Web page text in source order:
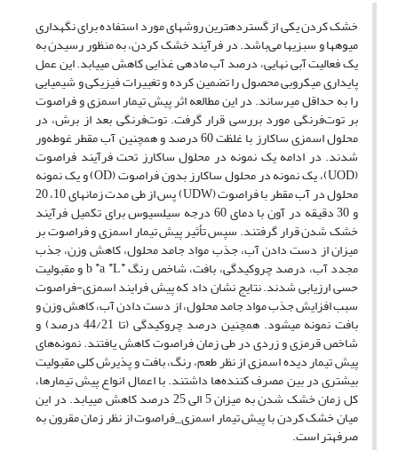
خشک کردن یکی از گسترده­ترین روش­های مورد استفاده برای نگهداری
میوه­ها و سبزی­ها می‌باشد. در فرآیند خشک کردن، به منظور رسیدن به
یک فعالیت آبی نهایی، درصد آب ماده­ی غذایی کاهش می­یابد. این عمل
پایداری میکروبی محصول را تضمین کرده و تغییرات فیزیکی و شیمیایی
را به حداقل می­رساند. در این مطالعه اثر پیش تیمار اسمزی و فراصوت
بر توت‌فرنگی مورد بررسی قرار گرفت. توت‌فرنگی­ بعد از برش، در
محلول اسمزی ساکارز با غلظت 60 درصد و همچنین آب مقطر غوطه‌ور
شدند. در ادامه یک نمونه در محلول ساکارز تحت فرآیند فراصوت
(UOD)، یک نمونه در محلول ساکارز بدون فراصوت (OD) و یک نمونه
محلول در آب مقطر با فراصوت (UDW) پس از طی مدت زمان­های 10، 20
و 30 دقیقه در آون با دمای 60 درجه سیلسیوس برای تکمیل فرآیند
خشک شدن قرار گرفتند. سپس تأثیر پیش تیمار اسمزی و فراصوت بر
میزان از دست دادن آب، جذب مواد جامد محلول، کاهش وزن، جذب
مجدد آب، درصد چروکیدگی، بافت، شاخص رنگ*
b *a * L و مقبولیت
حسی ارزیابی شدند. نتایج نشان داد که پیش فرایند اسمزی-فراصوت
سبب افزایش جذب مواد جامد محلول، از دست دادن آب، کاهش وزن و
بافت نمونه می­شود. همچنین درصد چروکیدگی (تا 44/21 درصد) و
شاخص قرمزی و زردی در طی زمان فراصوت کاهش یافتند. نمونه‌های
پیش تیمار دیده اسمزی از نظر طعم، رنگ، بافت و پذیرش کلی مقبولیت
بیشتری در بین مصرف کننده‌ها داشتند. با اعمال انواع پیش تیمارها،
کل زمان خشک شدن به میزان 5 الی 25 درصد کاهش می­یابد. در این
میان خشک کردن با پیش تیمار اسمزی_فراصوت از نظر زمان مقرون به
صرفه­تر است.